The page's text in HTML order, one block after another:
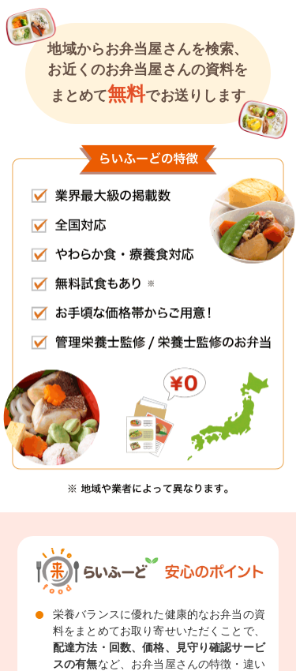
地域からお弁当屋さんを検索、
お近くのお弁当屋さんの資料を
まとめて無料でお送りします
栄養バランスに優れた健康的なお弁当の資
料をまとめてお取り寄せいただくことで、
配達方法・回数、価格、見守り確認サービ
スの有無など、お弁当屋さんの特徴・違い